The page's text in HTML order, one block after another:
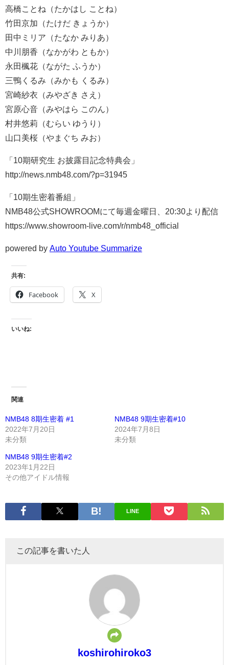
高橋ことね（たかはし ことね）
竹田京加（たけだ きょうか）
田中ミリア（たなか みりあ）
中川朋香（なかがわ ともか）
永田楓花（ながた ふうか）
三鴨くるみ（みかも くるみ）
宮崎紗衣（みやざき さえ）
宮原心音（みやはら このん）
村井悠莉（むらい ゆうり）
山口美桜（やまぐち みお）
「10期研究生 お披露目記念特典会」
http://news.nmb48.com/?p=31945
「10期生密着番組」
NMB48公式SHOWROOMにて毎週金曜日、20:30より配信
https://www.showroom-live.com/r/nmb48_official
powered by Auto Youtube Summarize
共有:
Facebook X
いいね:
関連
NMB48 8期生密着 #1
2022年7月20日
未分類
NMB48 9期生密着#10
2024年7月8日
未分類
NMB48 9期生密着#2
2023年1月22日
その他アイドル情報
LINE
この記事を書いた人
koshirohiroko3